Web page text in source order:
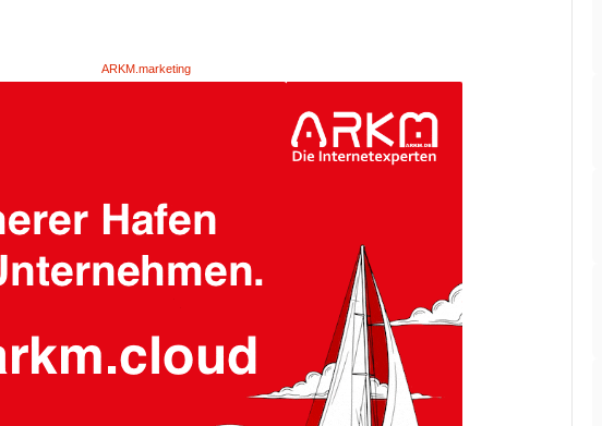
ARKM.marketing